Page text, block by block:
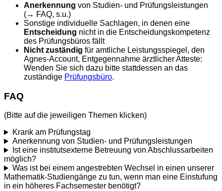
Anerkennung von Studien- und Prüfungsleistungen
(→ FAQ, s.u.)
Sonstige individuelle Sachlagen, in denen eine
Entscheidung nicht in die Entscheidungskompetenz
des Prüfungsbüros fällt
Nicht zuständig für amtliche Leistungsspiegel, den
Agnes-Account, Entgegennahme ärztlicher Atteste:
Wenden Sie sich dazu bitte stattdessen an das
zuständige Prüfungsbüro.
FAQ
(Bitte auf die jeweiligen Themen klicken)
Krank am Prüfungstag
Anerkennung von Studien- und Prüfungsleistungen
Ist eine institutsexterne Betreuung von Abschlussarbeiten
möglich?
Was ist bei einem angestrebten Wechsel in einen unserer
Mathematik-Studiengänge zu tun, wenn man eine Einstufung
in ein höheres Fachsemester benötigt?